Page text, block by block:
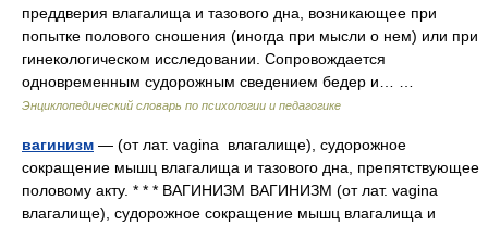
преддверия влагалища и тазового дна, возникающее при
попытке полового сношения (иногда при мысли о нем) или при
гинекологическом исследовании. Сопровождается
одновременным судорожным сведением бедер и… …
Энциклопедический словарь по психологии и педагогике
вагинизм — (от лат. vagina влагалище), судорожное
сокращение мышц влагалища и тазового дна, препятствующее
половому акту. * * * ВАГИНИЗМ ВАГИНИЗМ (от лат. vagina
влагалище), судорожное сокращение мышц влагалища и